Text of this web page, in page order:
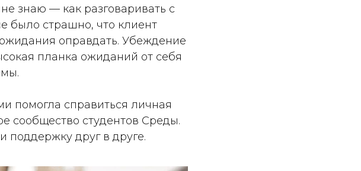
знаю — как разговаривать с
было страшно, что клиент
оправдать. Убеждение
планка ожиданий от себя
помогла справиться личная
сообщество студентов Среды.
друг в друге.